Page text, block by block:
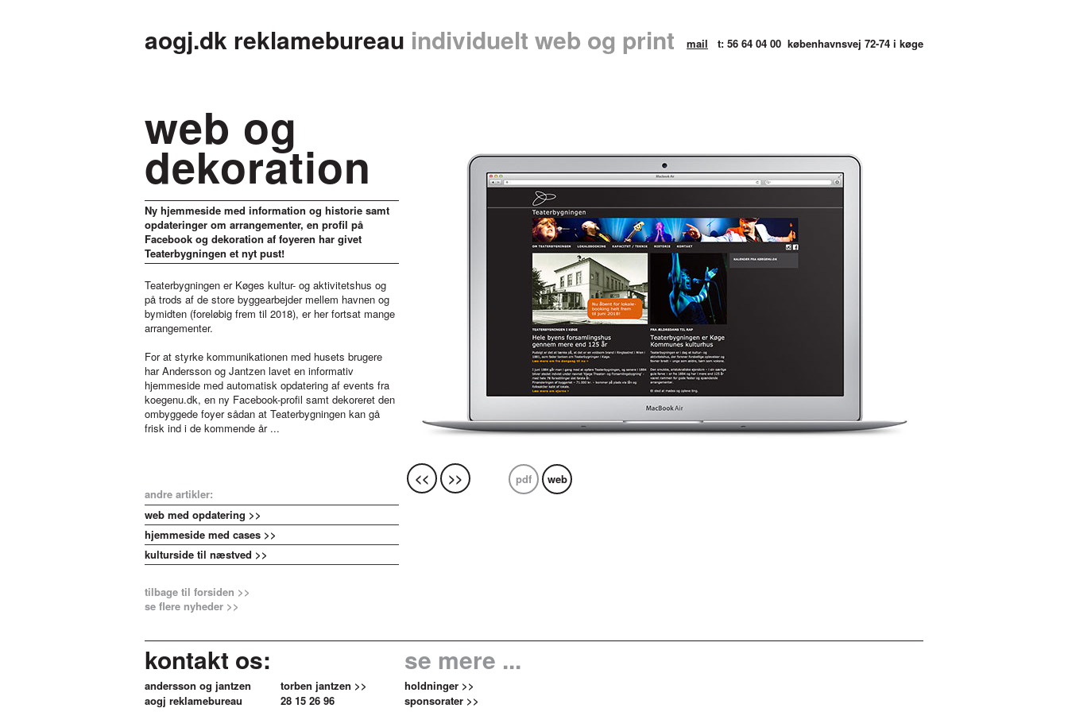
aogj.dk reklamebureau individuelt web og print københavnsvej 72-74 i køge
mail t: 56 64 04 00
web og
dekoration
Ny hjemmeside med information og historie samt
opdateringer om arrangementer, en profil på
Facebook og dekoration af foyeren har givet
Teaterbygningen et nyt pust!
Teaterbygningen er Køges kultur- og aktivitetshus og
på trods af de store byggearbejder mellem havnen og
bymidten (foreløbig frem til 2018), er her fortsat mange
arrangementer.
For at styrke kommunikationen med husets brugere
har Andersson og Jantzen lavet en informativ
hjemmeside med automatisk opdatering af events fra
koegenu.dk, en ny Facebook-profil samt dekoreret den
ombyggede foyer sådan at Teaterbygningen kan gå
frisk ind i de kommende år ...
andre artikler:
web med opdatering >>
hjemmeside med cases >>
kulturside til næstved >>
tilbage til forsiden >>
se flere nyheder >>
<< >> pdf web
kontakt os:
andersson og jantzen
aogj reklamebureau
torben jantzen >>
28 15 26 96
se mere ...
holdninger >>
sponsorater >>